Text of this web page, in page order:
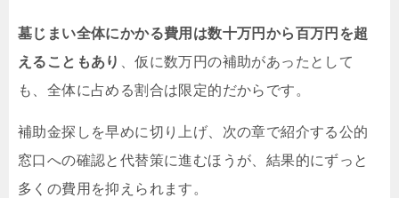
墓じまい全体にかかる費用は数十万円から百万円を超
えることもあり
、仮に数万円の補助があったとして
も、全体に占める割合は限定的だからです。
補助金探しを早めに切り上げ、次の章で紹介する公的
窓口への確認と代替策に進むほうが、結果的にずっと
多くの費用を抑えられます。